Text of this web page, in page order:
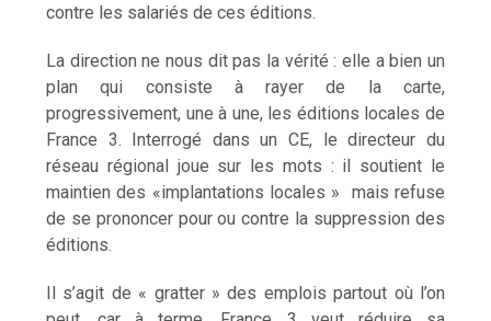
contre les salariés de ces éditions.
La direction ne nous dit pas la vérité : elle a bien un
plan qui consiste à rayer de la carte,
progressivement, une à une, les éditions locales de
France 3. Interrogé dans un CE, le directeur du
réseau régional joue sur les mots : il soutient le
maintien des «implantations locales » mais refuse
de se prononcer pour ou contre la suppression des
éditions.
Il s’agit de « gratter » des emplois partout où l’on